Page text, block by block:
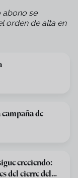
abono se
orden de alta en
de
creciendo:
del cierre del